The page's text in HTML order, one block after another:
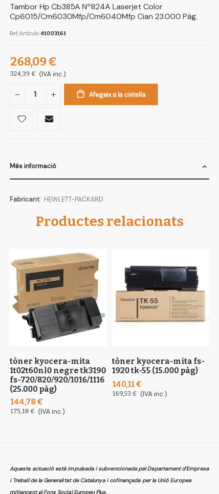
Tambor Hp Cb385A Nº824A Laserjet Color
Cp6015/Cm6030Mfp/Cm6040Mfp Cian 23.000 Pàg.
Ref.Artículo 41003161
268,09 €
324,39 € (IVA inc.)
Afegeix a la cistella
Més informació
Més
HEWLETT-PACKARD
Productes relacionats
tòner kyocera-mita
1t02t60nl0 negre tk3190
fs-720/820/920/1016/1116
(25.000 pàg)
144,78 €
175,18 € (IVA inc.)
tòner kyocera-mita fs-
1920 tk-55 (15.000 pàg)
140,11 €
169,53 € (IVA inc.)
Aquesta actuació està impulsada i subvencionada pel Departament d’Empresa
i Treball de la Generalitat de Catalunya i cofinançada per la Unió Europea
mitjançant el Fons Social Europeu Plus.